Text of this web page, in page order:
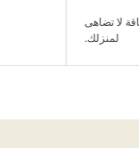
لا تضاهى
لمنزلك.